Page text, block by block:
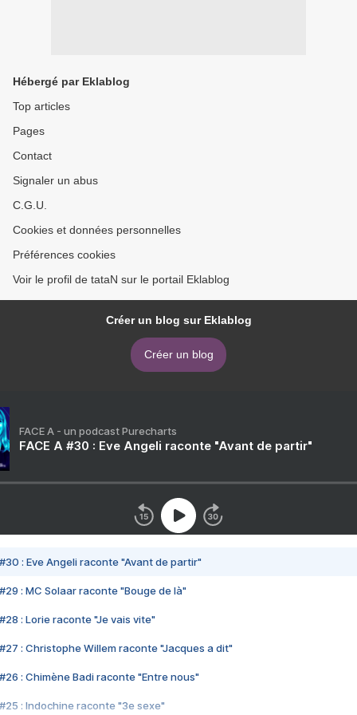
Hébergé par Eklablog
Top articles
Pages
Contact
Signaler un abus
C.G.U.
Cookies et données personnelles
Préférences cookies
Voir le profil de tataN sur le portail Eklablog
Créer un blog sur Eklablog
Créer un blog
FACE A - un podcast Purecharts
FACE A #30 : Eve Angeli raconte "Avant de partir"
#30 : Eve Angeli raconte "Avant de partir"
#29 : MC Solaar raconte "Bouge de là"
#28 : Lorie raconte "Je vais vite"
#27 : Christophe Willem raconte "Jacques a dit"
#26 : Chimène Badi raconte "Entre nous"
#25 : Indochine raconte "3e sexe"